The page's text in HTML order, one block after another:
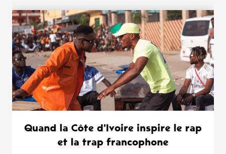
WANT MORE ?
Quand la Côte d’Ivoire inspire le rap
et la trap francophone